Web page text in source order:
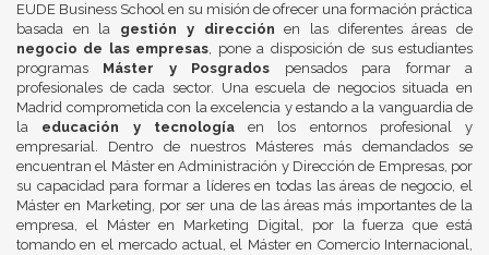
EUDE Business School en su misión de ofrecer una formación práctica
basada en la gestión y dirección en las diferentes áreas de
negocio de las empresas, pone a disposición de sus estudiantes
programas Máster y Posgrados pensados para formar a
profesionales de cada sector. Una escuela de negocios situada en
Madrid comprometida con la excelencia y estando a la vanguardia de
la educación y tecnologíaen los entornos profesional y
empresarial. Dentro de nuestros Másteres más demandados se
encuentran el Máster en Administración y Dirección de Empresas, por
su capacidad para formar a líderes en todas las áreas de negocio, el
Máster en Marketing, por ser una de las áreas más importantes de la
empresa, el Máster en Marketing Digital, por la fuerza que está
tomando en el mercado actual, el Máster en Comercio Internacional,